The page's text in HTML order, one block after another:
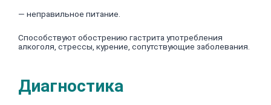
— неправильное питание.
Способствуют обострению гастрита употребления
алкоголя, стрессы, курение, сопутствующие заболевания.
Диагностика